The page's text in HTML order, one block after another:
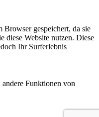
Browser gespeichert, da sie
diese Website nutzen. Diese
Ihr Surferlebnis
Funktionen von